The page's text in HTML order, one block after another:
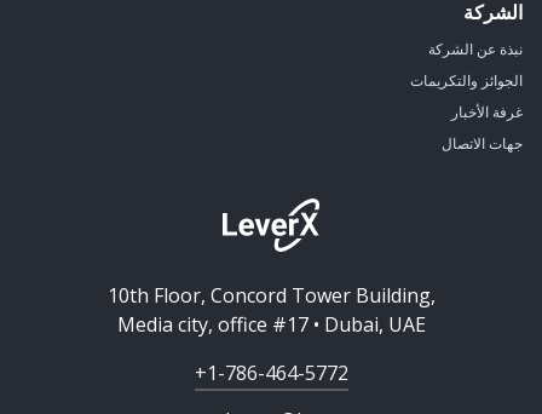
الشركة
نبذة عن الشركة
الجوائز والتكريمات
غرفة الأخبار
جهات الاتصال
10th Floor, Concord Tower Building,
Media city, office #17 • Dubai, UAE
+1-786-464-5772